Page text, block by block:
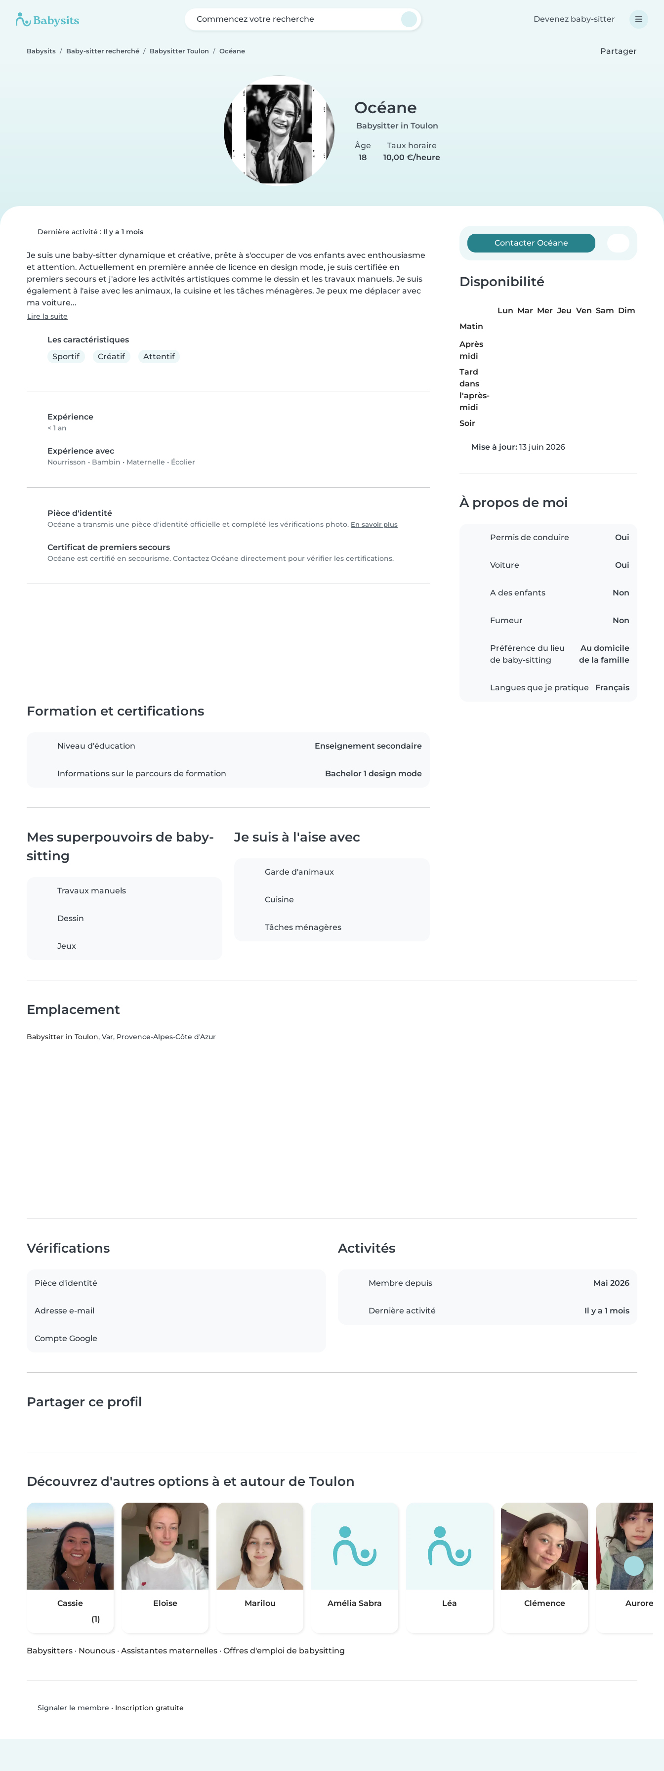
Commencez votre recherche Devenez baby-sitter
Babysits Baby-sitter recherché Babysitter Toulon Océane Partager
Océane
Babysitter in Toulon
Âge
18
Taux horaire
10,00 €/heure
Dernière activité : Il y a 1 mois
Je suis une baby-sitter dynamique et créative, prête à s'occuper de vos enfants avec enthousiasme
et attention. Actuellement en première année de licence en design mode, je suis certifiée en
premiers secours et j'adore les activités artistiques comme le dessin et les travaux manuels. Je suis
également à l'aise avec les animaux, la cuisine et les tâches ménagères. Je peux me déplacer avec
ma voiture...
Lire la suite
Les caractéristiques
Sportif
Créatif Attentif
Expérience
< 1 an
Expérience avec
Nourrisson • Bambin • Maternelle • Écolier
Pièce d'identité
Océane a transmis une pièce d'identité officielle et complété les vérifications photo. En savoir plus
Certificat de premiers secours
Océane est certifié en secourisme. Contactez Océane directement pour vérifier les certifications.
Contacter Océane
Disponibilité
Lun Mar Mer Jeu Ven Sam Dim
Matin
Après
midi
Tard
dans
l'après-
midi
Soir
Mise à jour: 13 juin 2026
À propos de moi
Permis de conduire Oui
Voiture Oui
A des enfants Non
Fumeur Non
Préférence du lieu
de baby-sitting
Au domicile
de la famille
Langues que je pratique Français
Formation et certifications
Niveau d'éducation Enseignement secondaire
Informations sur le parcours de formation Bachelor 1 design mode
Mes superpouvoirs de baby-
sitting
Travaux manuels
Dessin
Jeux
Je suis à l'aise avec
Garde d'animaux
Cuisine
Tâches ménagères
Emplacement
Babysitter in Toulon, Var, Provence-Alpes-Côte d'Azur
Vérifications
Pièce d'identité
Adresse e-mail
Compte Google
Activités
Membre depuis Mai 2026
Dernière activité Il y a 1 mois
Partager ce profil
Découvrez d'autres options à et autour de Toulon
Cassie
(1)
Eloïse Marilou Amélia Sabra Léa Clémence Aurore
Babysitters · Nounous · Assistantes maternelles · Offres d'emploi de babysitting
Signaler le membre • Inscription gratuite